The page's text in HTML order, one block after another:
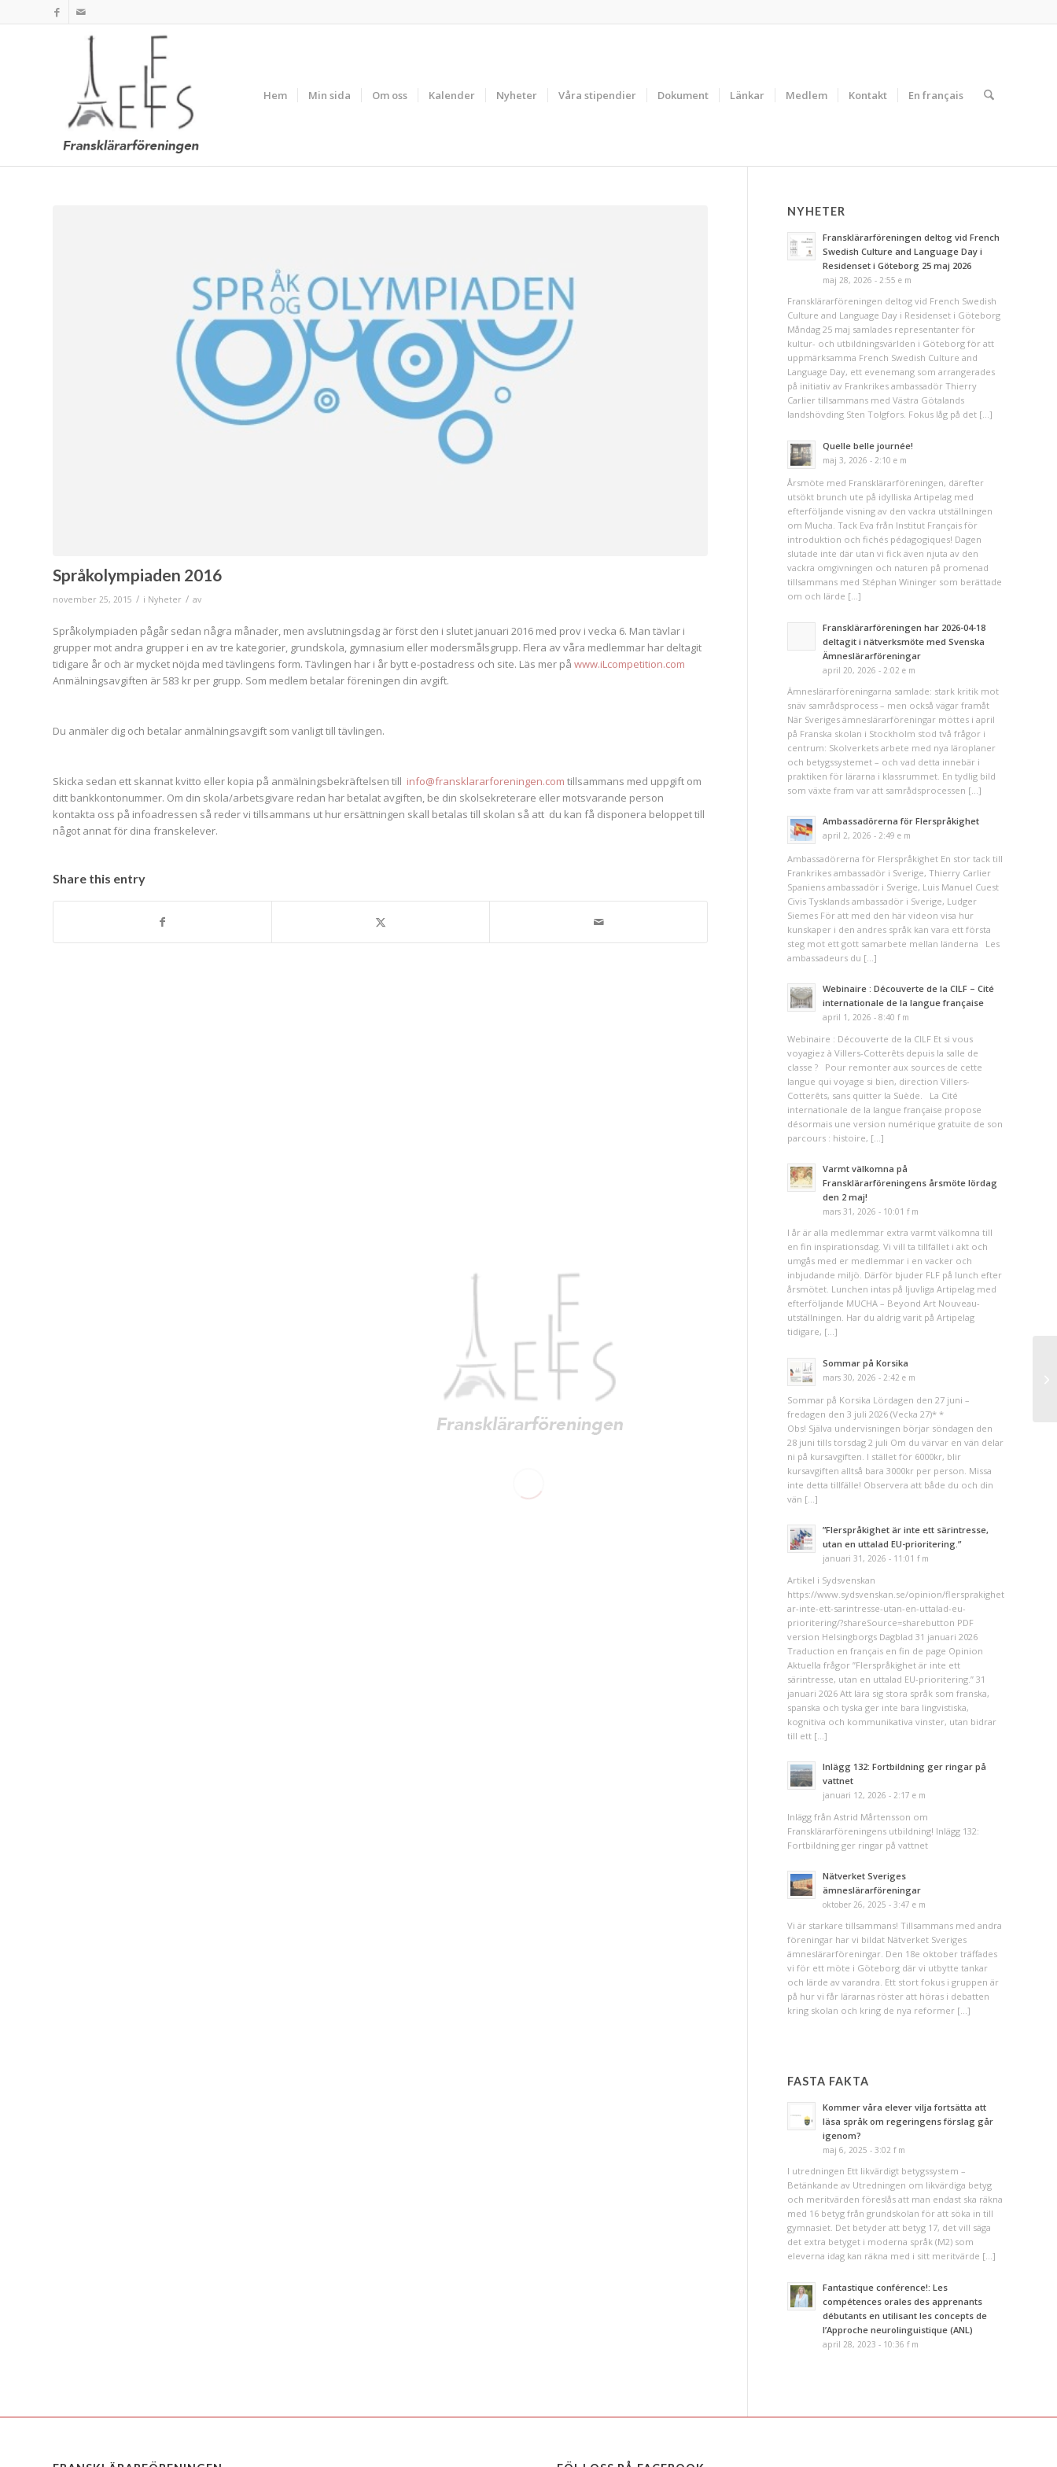
Hem Min sida Om oss Kalender Nyheter Våra stipendier Dokument Länkar Medlem Kontakt En français
Språkolympiaden 2016
november 25, 2015 / i Nyheter / av
Språkolympiaden pågår sedan några månader, men avslutningsdag är först den i slutet januari 2016 med prov i vecka 6. Man tävlar i
grupper mot andra grupper i en av tre kategorier, grundskola, gymnasium eller modersmålsgrupp. Flera av våra medlemmar har deltagit
tidigare år och är mycket nöjda med tävlingens form. Tävlingen har i år bytt e-postadress och site. Läs mer på www.iLcompetition.com
Anmälningsavgiften är 583 kr per grupp. Som medlem betalar föreningen din avgift.
Du anmäler dig och betalar anmälningsavgift som vanligt till tävlingen.
Skicka sedan ett skannat kvitto eller kopia på anmälningsbekräftelsen till info@fransklararforeningen.com tillsammans med uppgift om
ditt bankkontonummer. Om din skola/arbetsgivare redan har betalat avgiften, be din skolsekreterare eller motsvarande person
kontakta oss på infoadressen så reder vi tillsammans ut hur ersättningen skall betalas till skolan så att du kan få disponera beloppet till
något annat för dina franskelever.
Share this entry
NYHETER
Fransklärarföreningen deltog vid French
Swedish Culture and Language Day i
Residenset i Göteborg 25 maj 2026
maj 28, 2026 - 2:55 e m
Fransklärarföreningen deltog vid French Swedish
Culture and Language Day i Residenset i Göteborg
Måndag 25 maj samlades representanter för
kultur- och utbildningsvärlden i Göteborg för att
uppmärksamma French Swedish Culture and
Language Day, ett evenemang som arrangerades
på initiativ av Frankrikes ambassadör Thierry
Carlier tillsammans med Västra Götalands
landshövding Sten Tolgfors. Fokus låg på det […]
Quelle belle journée!
maj 3, 2026 - 2:10 e m
Årsmöte med Fransklärarföreningen, därefter
utsökt brunch ute på idylliska Artipelag med
efterföljande visning av den vackra utställningen
om Mucha. Tack Eva från Institut Français för
introduktion och fichés pédagogiques! Dagen
slutade inte där utan vi fick även njuta av den
vackra omgivningen och naturen på promenad
tillsammans med Stéphan Wininger som berättade
om och lärde […]
Fransklärarföreningen har 2026-04-18
deltagit i nätverksmöte med Svenska
Ämneslärarföreningar
april 20, 2026 - 2:02 e m
Ämneslärarföreningarna samlade: stark kritik mot
snäv samrådsprocess – men också vägar framåt
När Sveriges ämneslärarföreningar möttes i april
på Franska skolan i Stockholm stod två frågor i
centrum: Skolverkets arbete med nya läroplaner
och betygssystemet – och vad detta innebär i
praktiken för lärarna i klassrummet. En tydlig bild
som växte fram var att samrådsprocessen […]
Ambassadörerna för Flerspråkighet
april 2, 2026 - 2:49 e m
Ambassadörerna för Flerspråkighet En stor tack till
Frankrikes ambassadör i Sverige, Thierry Carlier
Spaniens ambassadör i Sverige, Luis Manuel Cuest
Civis Tysklands ambassadör i Sverige, Ludger
Siemes För att med den här videon visa hur
kunskaper i den andres språk kan vara ett första
steg mot ett gott samarbete mellan länderna Les
ambassadeurs du […]
Webinaire : Découverte de la CILF – Cité
internationale de la langue française
april 1, 2026 - 8:40 f m
Webinaire : Découverte de la CILF Et si vous
voyagiez à Villers-Cotterêts depuis la salle de
classe ? Pour remonter aux sources de cette
langue qui voyage si bien, direction Villers-
Cotterêts, sans quitter la Suède. La Cité
internationale de la langue française propose
désormais une version numérique gratuite de son
parcours : histoire, […]
Varmt välkomna på
Fransklärarföreningens årsmöte lördag
den 2 maj!
mars 31, 2026 - 10:01 f m
I år är alla medlemmar extra varmt välkomna till
en fin inspirationsdag. Vi vill ta tillfället i akt och
umgås med er medlemmar i en vacker och
inbjudande miljö. Därför bjuder FLF på lunch efter
årsmötet. Lunchen intas på ljuvliga Artipelag med
efterföljande MUCHA – Beyond Art Nouveau-
utställningen. Har du aldrig varit på Artipelag
tidigare, […]
Sommar på Korsika
mars 30, 2026 - 2:42 e m
Sommar på Korsika Lördagen den 27 juni –
fredagen den 3 juli 2026 (Vecka 27)* *
Obs! Själva undervisningen börjar söndagen den
28 juni tills torsdag 2 juli Om du värvar en vän delar
ni på kursavgiften. I stället för 6000kr, blir
kursavgiften alltså bara 3000kr per person. Missa
inte detta tillfälle! Observera att både du och din
vän […]
”Flerspråkighet är inte ett särintresse,
utan en uttalad EU-prioritering.”
januari 31, 2026 - 11:01 f m
Artikel i Sydsvenskan
https://www.sydsvenskan.se/opinion/flersprakighet-
ar-inte-ett-sarintresse-utan-en-uttalad-eu-
prioritering/?shareSource=sharebutton PDF
version Helsingborgs Dagblad 31 januari 2026
Traduction en français en fin de page Opinion
Aktuella frågor ”Flerspråkighet är inte ett
särintresse, utan en uttalad EU-prioritering.” 31
januari 2026 Att lära sig stora språk som franska,
spanska och tyska ger inte bara lingvistiska,
kognitiva och kommunikativa vinster, utan bidrar
till ett […]
Inlägg 132: Fortbildning ger ringar på
vattnet
januari 12, 2026 - 2:17 e m
Inlägg från Astrid Mårtensson om
Fransklärarföreningens utbildning! Inlägg 132:
Fortbildning ger ringar på vattnet
Nätverket Sveriges
ämneslärarföreningar
oktober 26, 2025 - 3:47 e m
Vi är starkare tillsammans! Tillsammans med andra
föreningar har vi bildat Nätverket Sveriges
ämneslärarföreningar. Den 18e oktober träffades
vi för ett möte i Göteborg där vi utbytte tankar
och lärde av varandra. Ett stort fokus i gruppen är
på hur vi får lärarnas röster att höras i debatten
kring skolan och kring de nya reformer […]
FASTA FAKTA
Kommer våra elever vilja fortsätta att
läsa språk om regeringens förslag går
igenom?
maj 6, 2025 - 3:02 f m
I utredningen Ett likvärdigt betygssystem –
Betänkande av Utredningen om likvärdiga betyg
och meritvärden föreslås att man endast ska räkna
med 16 betyg från grundskolan för att söka in till
gymnasiet. Det betyder att betyg 17, det vill säga
det extra betyget i moderna språk (M2) som
eleverna idag kan räkna med i sitt meritvärde […]
Fantastique conférence!: Les
compétences orales des apprenants
débutants en utilisant les concepts de
l’Approche neurolinguistique (ANL)
april 28, 2023 - 10:36 f m